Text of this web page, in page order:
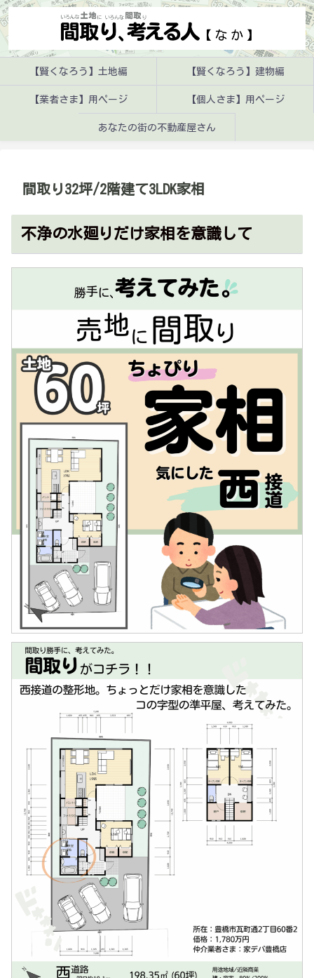
【賢くなろう】土地編 【賢くなろう】建物編
【業者さま】用ページ 【個人さま】用ページ
あなたの街の不動産屋さん
間取り32坪/2階建て3LDK家相
不浄の水廻りだけ家相を意識して